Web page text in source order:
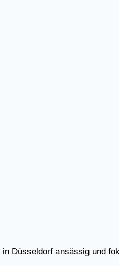
Düsseldorf ansässig und